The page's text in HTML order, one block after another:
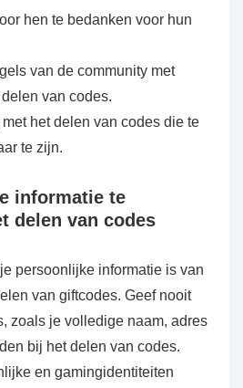
hen te bedanken voor hun
van de community met
van codes.
het delen van codes die te
te zijn.
informatie te
delen van codes
persoonlijke informatie is van
van giftcodes. Geef nooit
zoals je volledige naam, adres
bij het delen van codes.
en gamingidentiteiten